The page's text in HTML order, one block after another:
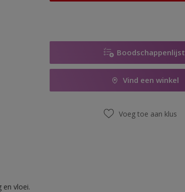
Boodschappenlijst
Vind een winkel
Voeg toe aan klus
en vloei.